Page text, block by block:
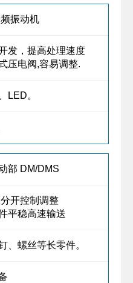
振动机
发，提高处理速度
压电阀,容易调整.
LED。
部 DM/DMS
开控制调整
平稳高速输送
、螺丝等长零件。